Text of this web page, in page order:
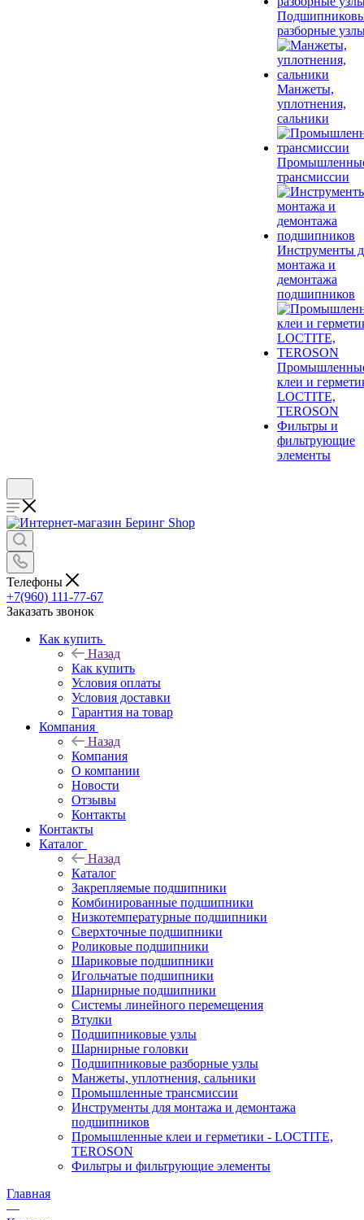
разборные
Манжеты,
уплотнения,
сальники
трансмиссии
Инструменты
монтажа и
демонтажа
подшипников
клеи и
LOCTITE,
TEROSON
Фильтры и
фильтрующие
элементы
Телефоны
+7(960) 111-77-67
Заказать звонок
Как купить
Назад
Как купить
Условия оплаты
Условия доставки
Гарантия на товар
Компания
Назад
Компания
О компании
Новости
Отзывы
Контакты
Контакты
Каталог
Назад
Каталог
Закрепляемые подшипники
Комбинированные подшипники
Низкотемпературные подшипники
Сверхточные подшипники
Роликовые подшипники
Шариковые подшипники
Игольчатые подшипники
Шарнирные подшипники
Системы линейного перемещения
Втулки
Подшипниковые узлы
Шарнирные головки
Подшипниковые разборные узлы
Манжеты, уплотнения, сальники
Промышленные трансмиссии
Инструменты для монтажа и демонтажа
подшипников
Промышленные клеи и герметики - LOCTITE,
TEROSON
Фильтры и фильтрующие элементы
Главная
—